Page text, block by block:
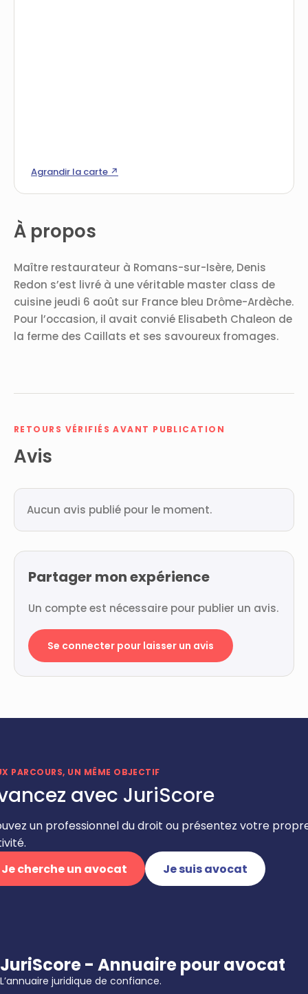
À propos
Maître restaurateur à Romans-sur-Isère, Denis
Redon s’est livré à une véritable master class de
cuisine jeudi 6 août sur France bleu Drôme-Ardèche.
Pour l’occasion, il avait convié Elisabeth Chaleon de
la ferme des Caillats et ses savoureux fromages.
RETOURS VÉRIFIÉS AVANT PUBLICATION
Avis
Aucun avis publié pour le moment.
Partager mon expérience
Un compte est nécessaire pour publier un avis.
Se connecter pour laisser un avis
Agrandir la carte ↗
PARCOURS, UN MÊME OBJECTIF
avec JuriScore
un professionnel du droit ou présentez votre
Je cherche un avocat
Je suis avocat
JuriScore - Annuaire pour avocat
L’annuaire juridique de confiance.